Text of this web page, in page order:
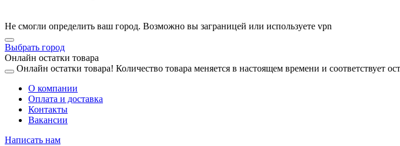
Не смогли определить ваш город. Возможно вы заграницей или используете vpn
Выбрать город
Онлайн остатки товара
Онлайн остатки товара! Количество товара меняется в настоящем времени и соответствует
О компании
Оплата и доставка
Контакты
Вакансии
Написать нам